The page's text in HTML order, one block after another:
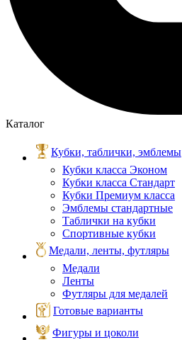
Каталог
Кубки, таблички, эмблемы
Кубки класса Эконом
Кубки класса Стандарт
Кубки Премиум класса
Эмблемы стандартные
Таблички на кубки
Спортивные кубки
Медали, ленты, футляры
Медали
Ленты
Футляры для медалей
Готовые варианты
Фигуры и цоколи